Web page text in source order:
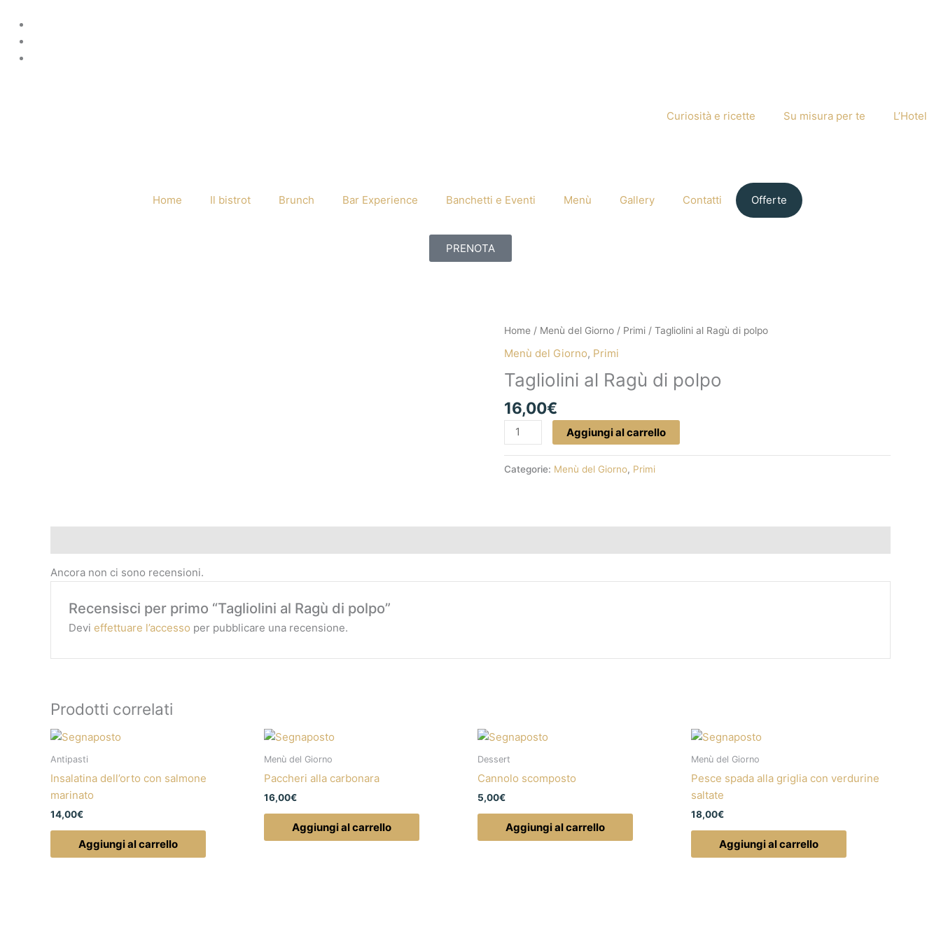
contenuto
Curiosità e ricette Su misura per te L’Hotel
Home Il bistrot Brunch Bar Experience Banchetti e Eventi Menù Gallery Contatti Offerte
PRENOTA
Home / Menù del Giorno / Primi / Tagliolini al Ragù di polpo
Menù del Giorno, Primi
Tagliolini al Ragù di polpo
16,00€
Tagliolini
quantità
Aggiungi al carrello
Categorie: Menù del Giorno, Primi
Ancora non ci sono recensioni.
Recensisci per primo “Tagliolini al Ragù di polpo”
Devieffettuare l’accesso per pubblicare una recensione.
Prodotti correlati
Antipasti
Insalatina dell’orto con salmone
marinato
14,00€
Aggiungi al carrello
Menù del Giorno
Paccheri alla carbonara
16,00€
Aggiungi al carrello
Dessert
Cannolo scomposto
5,00€
Aggiungi al carrello
Menù del Giorno
Pesce spada alla griglia con verdurine
saltate
18,00€
Aggiungi al carrello